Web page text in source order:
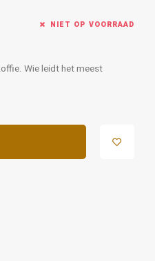
NIET OP VOORRAAD
Wie leidt het meest